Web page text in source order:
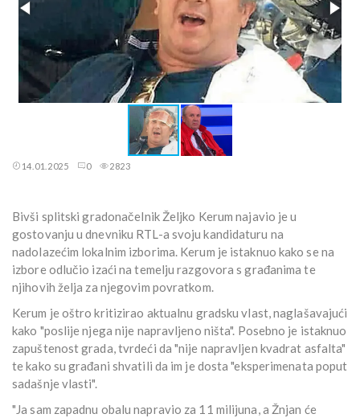
14.01.2025 0 2823
Bivši splitski gradonačelnik Željko Kerum najavio je u
gostovanju u dnevniku RTL-a svoju kandidaturu na
nadolazećim lokalnim izborima. Kerum je istaknuo kako se na
izbore odlučio izaći na temelju razgovora s građanima te
njihovih želja za njegovim povratkom.
Kerum je oštro kritizirao aktualnu gradsku vlast, naglašavajući
kako "poslije njega nije napravljeno ništa". Posebno je istaknuo
zapuštenost grada, tvrdeći da "nije napravljen kvadrat asfalta"
te kako su građani shvatili da im je dosta "eksperimenata poput
sadašnje vlasti".
"Ja sam zapadnu obalu napravio za 11 milijuna, a Žnjan će